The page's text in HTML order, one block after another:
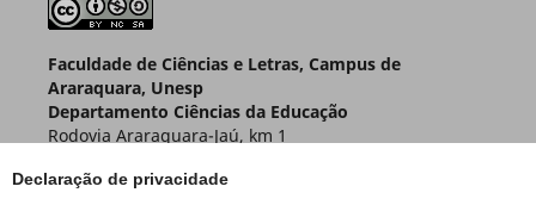
Declaração de privacidade
Faculdade de Ciências e Letras, Campus de
Araraquara, Unesp
Departamento Ciências da Educação
Rodovia Araraquara-Jaú, km 1
Araraquara – SP – Brasil